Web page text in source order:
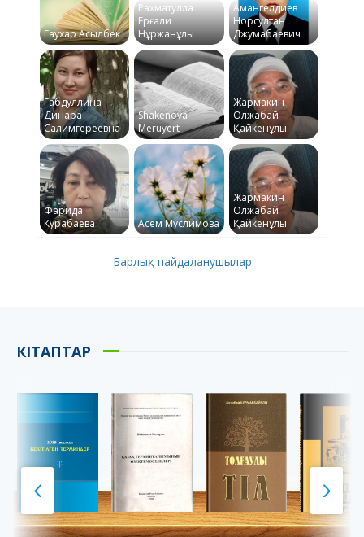
Гаухар Асылбек
Рахматулла
Ерғали
Нұржанұлы
Амангелдиев
Норсултан
Джумабаевич
Габдуллина
Динара
Салимгереевна
Shakenova
Meruyert
Жармакин
Олжабай
Қайкенұлы
Фарида
Курабаева
Асем Муслимова
Жармакин
Олжабай
Қайкенұлы
Барлық пайдаланушылар
КІТАПТАР